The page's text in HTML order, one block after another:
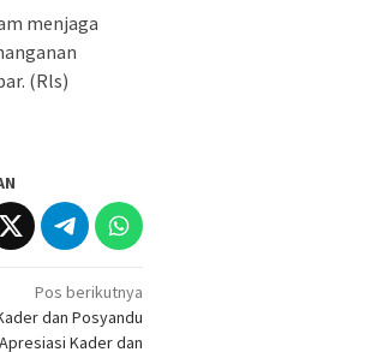
menjaga
(Rls)
Pos berikutnya
dan Posyandu
Kader dan